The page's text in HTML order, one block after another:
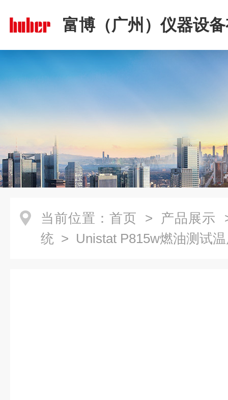
富博（广州）仪器设
司
当前位置： 首页 > 产品展示
统 > Unistat P815w燃油测试